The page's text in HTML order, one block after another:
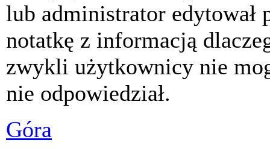
lub administrator edytował
notatkę z informacją
zwykli użytkownicy nie
nie odpowiedział.
Góra